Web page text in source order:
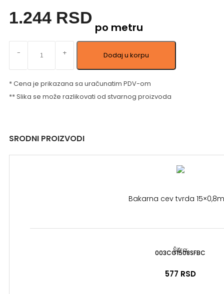
1.244 RSD
po metru
- + Dodaj u korpu
* Cena je prikazana sa uračunatim PDV-om
** Slika se može razlikovati od stvarnog proizvoda
SRODNI PROIZVODI
Bakarna cev tvrda
Šifra:
003CG1508SFBC
577 RSD